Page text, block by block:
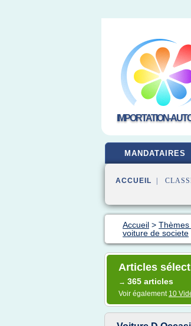
IMPORTATION-
MANDATAIRES
ACCUEIL |
Accueil > Thèmes
voiture de societe
Articles
→ 365 articles
Voir également 10